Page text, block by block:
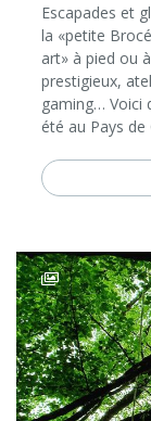
Escapades et
la «petite
art» à pied ou
prestigieux,
gaming… Voici
été au Pays